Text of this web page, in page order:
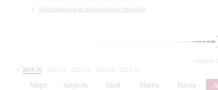
Инклюзивные и специальные проекты
сегодня
2019/20 2020/21 2021/22 2022/23
2023/24
Март Апрель Май Июнь Июль